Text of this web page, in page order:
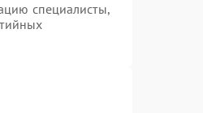
специалисты,